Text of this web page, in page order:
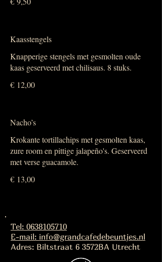
Kaasstengels
Knapperige stengels met gesmolten oude
kaas geserveerd met chilisaus. 8 stuks.
€ 12,00
Nacho’s
Krokante tortillachips met gesmolten kaas,
zure room en pittige jalapeño's. Geserveerd
met verse guacamole.
€ 13,00
Tel: 0638105710
E-mail: info@grandcafedebeuntjes.nl
Adres: Biltstraat 6 3572BA Utrecht